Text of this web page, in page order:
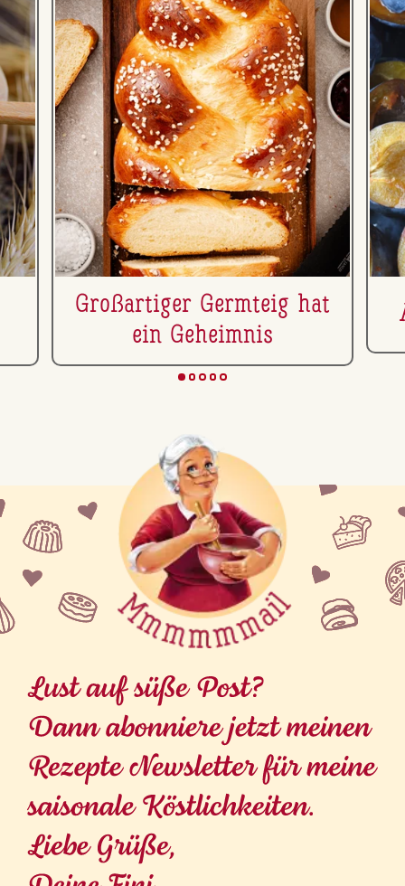
Gro­ß­ar­ti­ger Germteig hat
ein Geheimnis